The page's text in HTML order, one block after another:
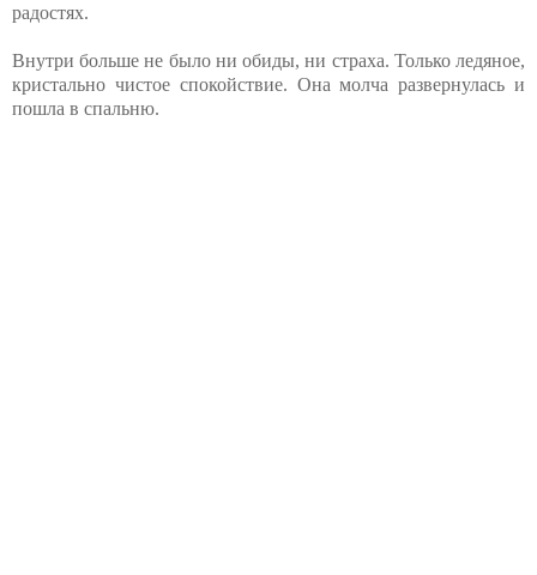
радостях.
Внутри больше не было ни обиды, ни страха. Только ледяное,
кристально чистое спокойствие. Она молча развернулась и
пошла в спальню.